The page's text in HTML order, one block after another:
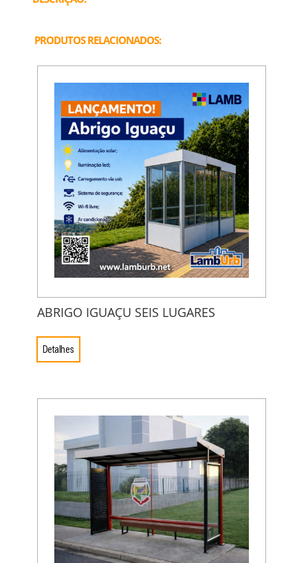
PRODUTOS RELACIONADOS:
ABRIGO IGUAÇU SEIS LUGARES
Detalhes